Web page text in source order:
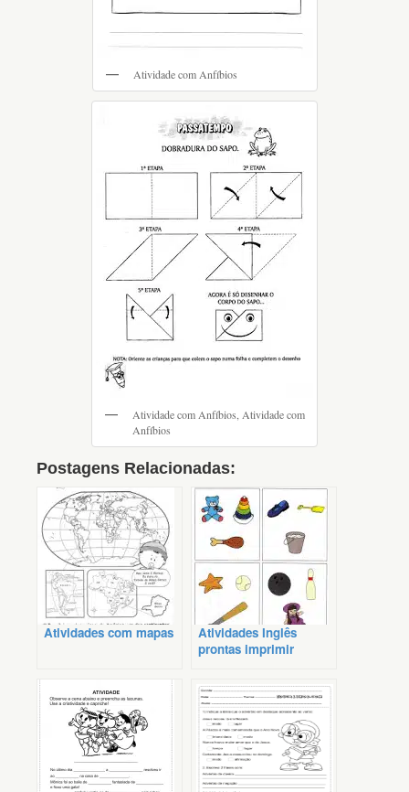
Atividade com Anfíbios
Atividade com Anfíbios, Atividade com
Anfíbios
Postagens Relacionadas:
Atividades com mapas
Atividades Inglês
prontas imprimir